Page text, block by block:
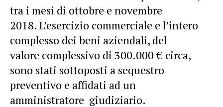
tra i mesi di ottobre e novembre
2018. L’esercizio commerciale e l’intero
complesso dei beni aziendali, del
valore complessivo di 300.000 € circa,
sono stati sottoposti a sequestro
preventivo e affidati ad un
amministratore giudiziario.